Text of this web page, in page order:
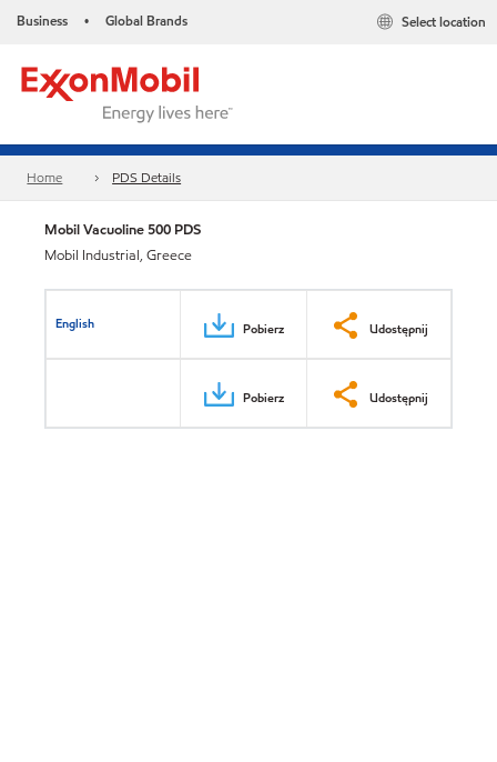
Business • Global Brands Select location
Home PDS Details
Mobil Vacuoline 500 PDS
Mobil Industrial, Greece
English Pobierz Udostępnij
Pobierz Udostępnij